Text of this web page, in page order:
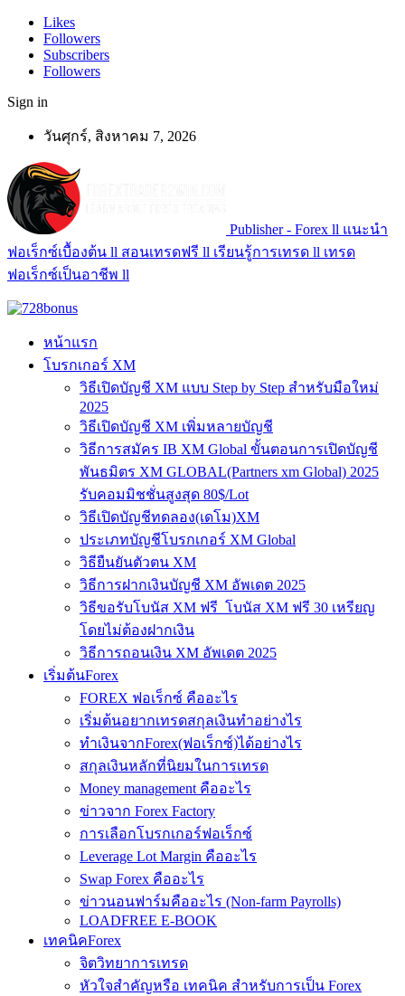
Likes
Followers
Subscribers
Followers
Sign in
วันศุกร์, สิงหาคม 7, 2026
Publisher - Forex ll แนะนำ
ฟอเร็กซ์เบื้องต้น ll สอนเทรดฟรี ll เรียนรู้การเทรด ll เทรด
ฟอเร็กซ์เป็นอาชีพ ll
หน้าแรก
โบรกเกอร์ XM
วิธีเปิดบัญชี XM แบบ Step by Step สำหรับมือใหม่
2025
วิธีเปิดบัญชี XM เพิ่มหลายบัญชี
วิธีการสมัคร IB XM Global ขั้นตอนการเปิดบัญชี
พันธมิตร XM GLOBAL(Partners xm Global) 2025
รับคอมมิชชั่นสูงสุด 80$/Lot
วิธีเปิดบัญชีทดลอง(เดโม)XM
ประเภทบัญชีโบรกเกอร์ XM Global
วิธียืนยันตัวตน XM
วิธีการฝากเงินบัญชี XM อัพเดต 2025
วิธีขอรับโบนัส XM ฟรี โบนัส XM ฟรี 30 เหรียญ
โดยไม่ต้องฝากเงิน
วิธีการถอนเงิน XM อัพเดต 2025
เริ่มต้นForex
FOREX ฟอเร็กซ์ คืออะไร
เริ่มต้นอยากเทรดสกุลเงินทำอย่างไร
ทำเงินจากForex(ฟอเร็กซ์)ได้อย่างไร
สกุลเงินหลักที่นิยมในการเทรด
Money management คืออะไร
ข่าวจาก Forex Factory
การเลือกโบรกเกอร์ฟอเร็กซ์
Leverage Lot Margin คืออะไร
Swap Forex คืออะไร
ข่าวนอนฟาร์มคืออะไร (Non-farm Payrolls)
LOADFREE E-BOOK
เทคนิคForex
จิตวิทยาการเทรด
หัวใจสำคัญหรือ เทคนิค สำหรับการเป็น Forex